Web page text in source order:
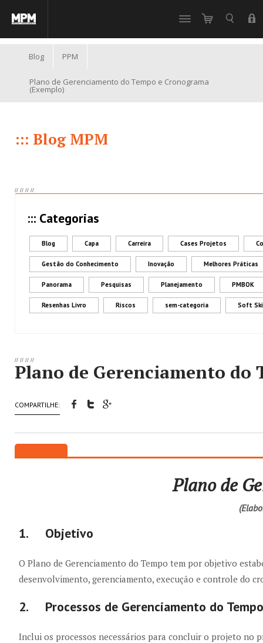
Blog PPM
Plano de Gerenciamento do Tempo e Cronograma
(Exemplo)
::: Blog MPM
// // // //
::: Categorias
Blog Capa Carreira Cases Projetos
Gestão do Conhecimento Inovação Melhores Práticas
Panorama Pesquisas Planejamento PMBOK
Resenhas Livro Riscos sem-categoria Soft
// // // //
Plano de Gerenciamento do
COMPARTILHE:
Plano de
1. Objetivo
O Plano de Gerenciamento do Tempo tem por objetivo
desenvolvimento, gerenciamento, execução e controle do
2. Processos de Gerenciamento do Tempo
Inclui os processos necessários para concluir o projeto no